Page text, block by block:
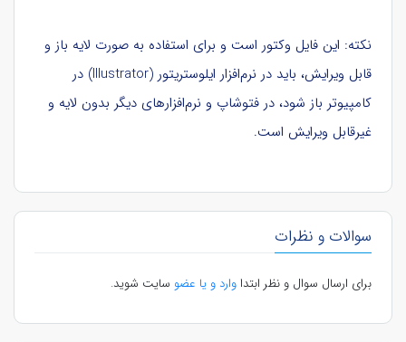
نکته: این فایل وکتور است و برای استفاده به صورت لایه باز و
قابل ویرایش، باید در نرم‌افزار ایلوستریتور (Illustrator) در
کامپیوتر باز شود، در فتوشاپ و نرم‌افزارهای دیگر بدون لایه و
غیرقابل ویرایش است.
سوالات و نظرات
برای ارسال سوال و نظر ابتداوارد و یا عضو سایت شوید.